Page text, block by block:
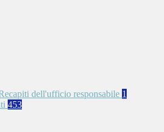
dell'ufficio responsabile 1
453